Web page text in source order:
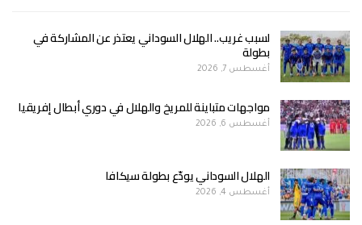
لسبب غريب.. الهلال السوداني يعتذر عن المشاركة في
بطولة
أغسطس 7, 2026
مواجهات متباينة للمريخ والهلال في دوري أبطال إفريقيا
أغسطس 6, 2026
الهلال السوداني يودّع بطولة سيكافا
أغسطس 4, 2026